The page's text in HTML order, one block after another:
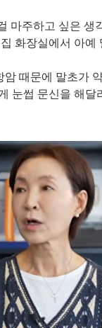
마주하고 싶은 생
화장실에서 아예
때문에 말초가
눈썹 문신을 해달